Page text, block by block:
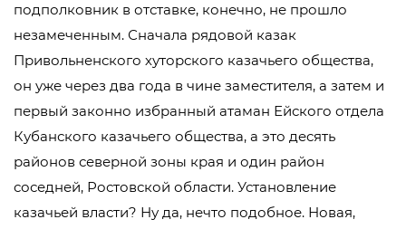
подполковник в отставке, конечно, не прошло
незамеченным. Сначала рядовой казак
Привольненского хуторского казачьего общества,
он уже через два года в чине заместителя, а затем и
первый законно избранный атаман Ейского отдела
Кубанского казачьего общества, а это десять
районов северной зоны края и один район
соседней, Ростовской области. Установление
казачьей власти? Ну да, нечто подобное. Новая,